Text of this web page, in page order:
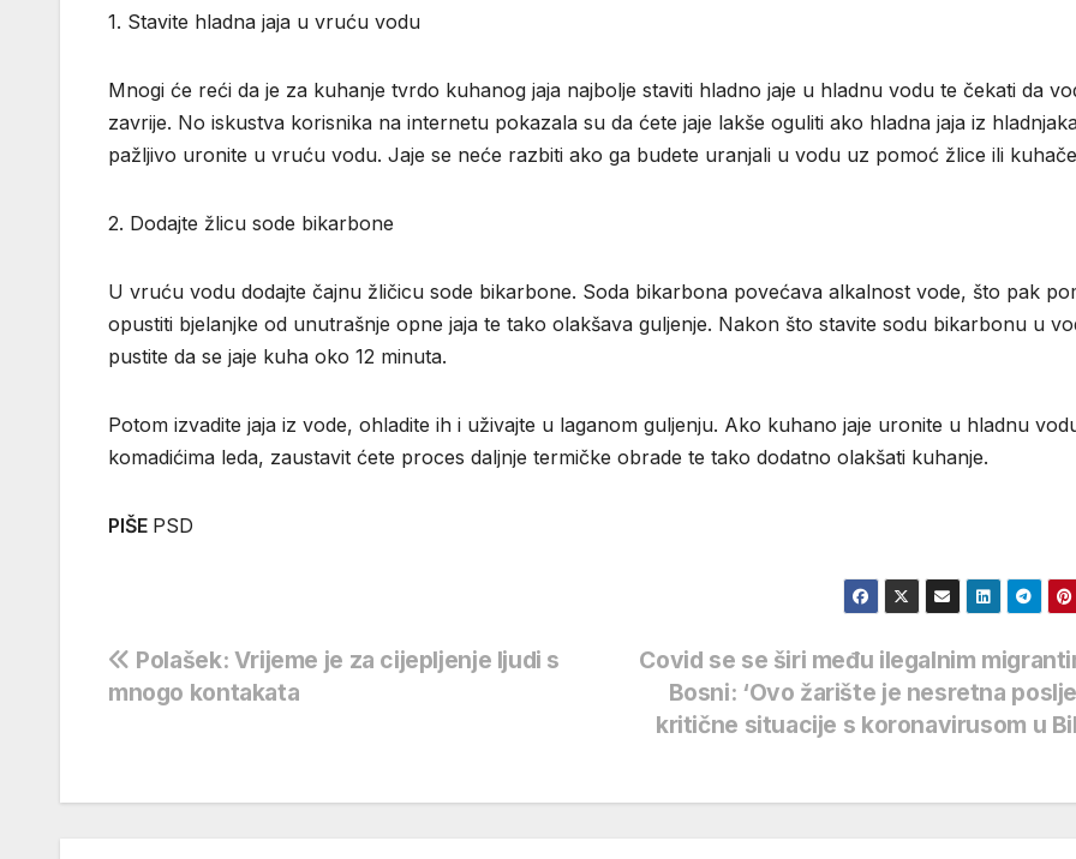
1. Stavite hladna jaja u vruću vodu
Mnogi će reći da je za kuhanje tvrdo kuhanog jaja najbolje staviti hladno jaje u hladnu vodu te čekati da
zavrije. No iskustva korisnika na internetu pokazala su da ćete jaje lakše oguliti ako hladna jaja iz
pažljivo uronite u vruću vodu. Jaje se neće razbiti ako ga budete uranjali u vodu uz pomoć žlice ili
2. Dodajte žlicu sode bikarbone
U vruću vodu dodajte čajnu žličicu sode bikarbone. Soda bikarbona povećava alkalnost vode, što pak
opustiti bjelanjke od unutrašnje opne jaja te tako olakšava guljenje. Nakon što stavite sodu bikarbonu u
pustite da se jaje kuha oko 12 minuta.
Potom izvadite jaja iz vode, ohladite ih i uživajte u laganom guljenju. Ako kuhano jaje uronite u hladnu
komadićima leda, zaustavit ćete proces daljnje termičke obrade te tako dodatno olakšati kuhanje.
PIŠE PSD
Navigacija
objava
Covid se se širi među ilegalnim
Bosni: ‘Ovo žarište je nesretna
kritične situacije s koronavirusom u
Polašek: Vrijeme je za cijepljenje ljudi s
mnogo kontakata